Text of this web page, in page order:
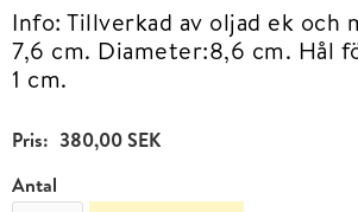
Info: Tillverkad av oljad ek och
7,6 cm. Diameter:8,6 cm. Hål
1 cm.
Pris: 380,00 SEK
Antal